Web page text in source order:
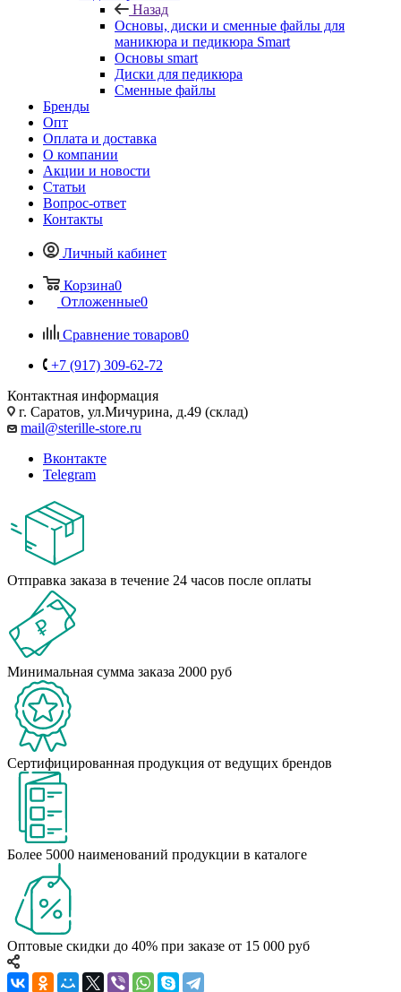
Назад
Основы, диски и сменные файлы для
маникюра и педикюра Smart
Основы smart
Диски для педикюра
Сменные файлы
Бренды
Опт
Оплата и доставка
О компании
Акции и новости
Статьи
Вопрос-ответ
Контакты
Личный кабинет
Корзина0
Отложенные0
Сравнение товаров0
+7 (917) 309-62-72
Контактная информация
г. Саратов, ул.Мичурина, д.49 (склад)
mail@sterille-store.ru
Вконтакте
Telegram
Отправка заказа в течение 24 часов после оплаты
Минимальная сумма заказа 2000 руб
Сертифицированная продукция от ведущих брендов
Более 5000 наименований продукции в каталоге
Оптовые скидки до 40% при заказе от 15 000 руб